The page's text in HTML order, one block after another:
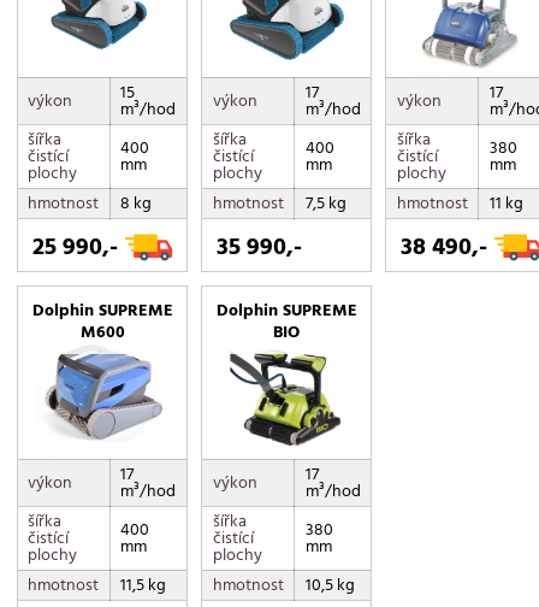
výkon 15
m³/hod
šířka
čistící
plochy
400
mm
hmotnost
8 kg
25 990,-
výkon 17
m³/hod
šířka
čistící
plochy
400
mm
hmotnost
7,5 kg
35 990,-
výkon 17
m³/
šířka
čistící
plochy
380
mm
hmotnost
11 kg
38 490,-
Dolphin SUPREME
M600
výkon 17
m³/hod
šířka
čistící
plochy
400
mm
hmotnost
11,5 kg
Dolphin SUPREME
BIO
výkon 17
m³/hod
šířka
čistící
plochy
380
mm
hmotnost
10,5 kg